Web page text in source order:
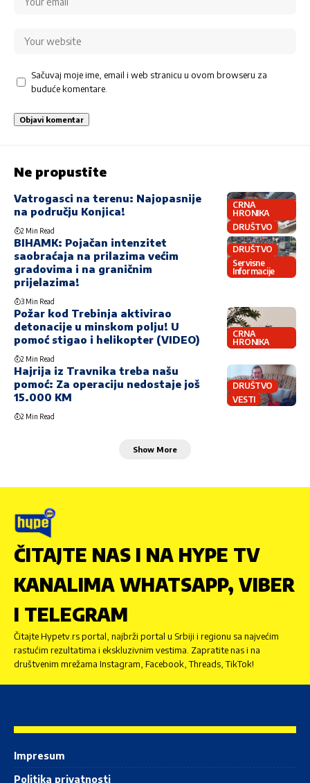
Sačuvaj moje ime, email i web stranicu u ovom browseru za
buduće komentare.
Ne propustite
CRNA
HRONIKA
DRUŠTVO
Vatrogasci na terenu: Najopasnije
na području Konjica!
2 Min Read
DRUŠTVO
Servisne
Informacije
BIHAMK: Pojačan intenzitet
saobraćaja na prilazima većim
gradovima i na graničnim
prijelazima!
3 Min Read
CRNA
HRONIKA
Požar kod Trebinja aktivirao
detonacije u minskom polju! U
pomoć stigao i helikopter (VIDEO)
2 Min Read
DRUŠTVO
VESTI
Hajrija iz Travnika treba našu
pomoć: Za operaciju nedostaje još
15.000 KM
2 Min Read
Show More
ČITAJTE NAS I NA HYPE TV
KANALIMA WHATSAPP, VIBER
I TELEGRAM
Čitajte Hypetv.rs portal, najbrži portal u Srbiji i regionu sa najvećim
rastućim rezultatima i ekskluzivnim vestima. Zapratite nas i na
društvenim mrežama Instagram, Facebook, Threads, TikTok!
Impresum
Politika privatnosti